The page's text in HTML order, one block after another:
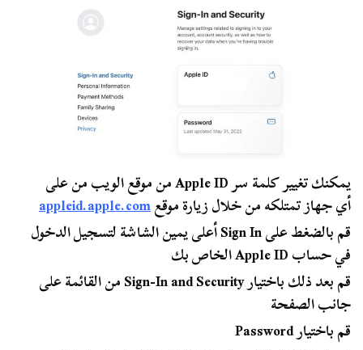
يمكنك تغيير كلمة سر Apple ID من موقع الويب من على
أي جهاز تمتلكه من خلال زيارة موقعappleid.apple.com
قم بالضغط على Sign In أعلى يمين الشاشة لتسجيل الدخول
في حساب Apple ID الخاص بك
قم بعد ذلك باختيار Sign-In and Security من القائمة على
جانب الصفحة
قم باختيار Password